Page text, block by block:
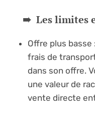
Les limites
Offre plus
frais de
dans son offre.
une valeur de
vente directe